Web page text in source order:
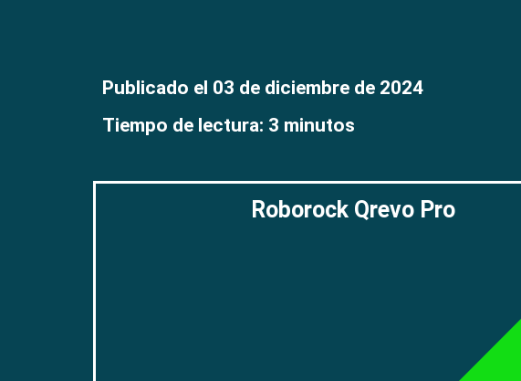
Publicado el 03 de diciembre de 2024
Tiempo de lectura: 3 minutos
Roborock Qrevo Pro